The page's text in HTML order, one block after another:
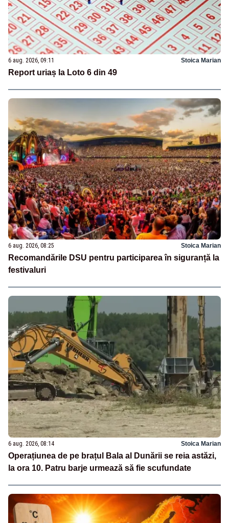
6 aug. 2026, 09:11 Stoica Marian
Report uriaș la Loto 6 din 49
6 aug. 2026, 08:25 Stoica Marian
Recomandările DSU pentru participarea în siguranță la
festivaluri
6 aug. 2026, 08:14 Stoica Marian
Operațiunea de pe brațul Bala al Dunării se reia astăzi,
la ora 10. Patru barje urmează să fie scufundate